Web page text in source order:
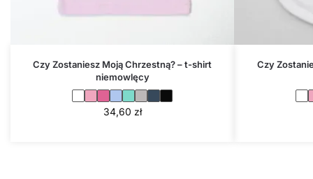
Czy Zostaniesz Moją Chrzestną? – t-shirt
niemowlęcy
34,60 zł
Czy